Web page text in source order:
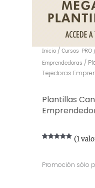
Inicio /Cursos PRO
Emprendedoras /
Tejedoras
Plantillas
de un cliente
(1
Promoción sólo